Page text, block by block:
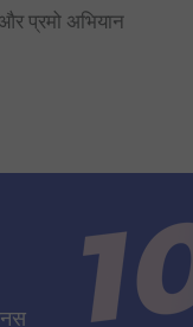
प्रमो अभियान